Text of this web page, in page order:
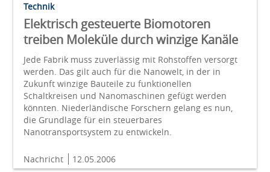
Technik
Elektrisch gesteuerte Biomotoren
treiben Moleküle durch winzige Kanäle
Jede Fabrik muss zuverlässig mit Rohstoffen versorgt
werden. Das gilt auch für die Nanowelt, in der in
Zukunft winzige Bauteile zu funktionellen
Schaltkreisen und Nanomaschinen gefügt werden
könnten. Niederländische Forschern gelang es nun,
die Grundlage für ein steuerbares
Nanotransportsystem zu entwickeln.
Nachricht 12.05.2006